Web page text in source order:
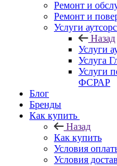
Ремонт и
Ремонт и
Услуги
Назад
Услуги
Услуга
Услуги
ФСРАР
Блог
Бренды
Как купить
Назад
Как купить
Условия
Условия